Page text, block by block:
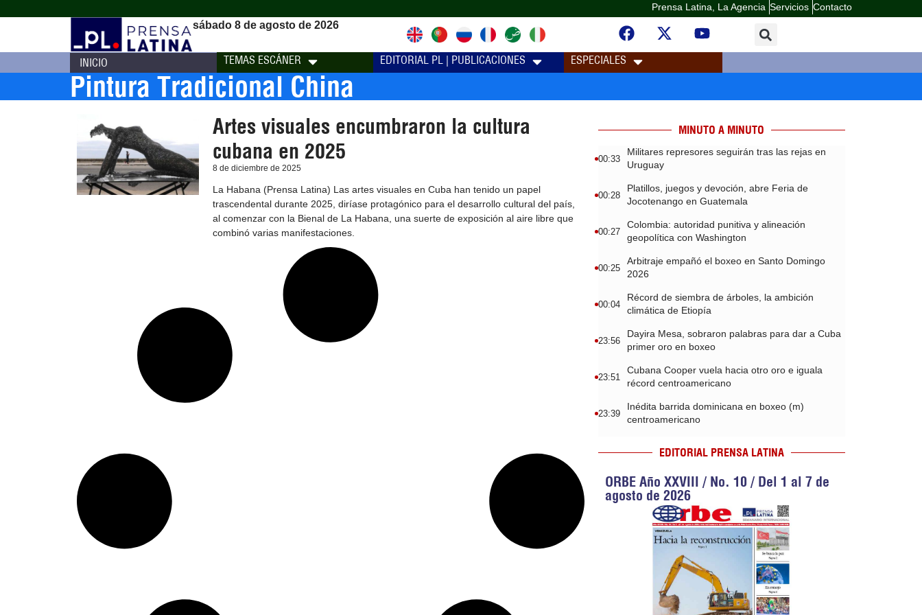
Prensa Latina, La Agencia Servicios Contacto
sábado 8 de agosto de 2026
INICIO TEMAS ESCÁNER EDITORIAL PL | PUBLICACIONES ESPECIALES
Pintura Tradicional China
Artes visuales encumbraron la cultura
cubana en 2025
8 de diciembre de 2025
La Habana (Prensa Latina) Las artes visuales en Cuba han tenido un papel
trascendental durante 2025, diríase protagónico para el desarrollo cultural del país,
al comenzar con la Bienal de La Habana, una suerte de exposición al aire libre que
combinó varias manifestaciones.
MINUTO A MINUTO
00:33
Militares represores seguirán tras las rejas en
Uruguay
00:28
Platillos, juegos y devoción, abre Feria de
Jocotenango en Guatemala
00:27
Colombia: autoridad punitiva y alineación
geopolítica con Washington
00:25
Arbitraje empañó el boxeo en Santo Domingo
2026
00:04
Récord de siembra de árboles, la ambición
climática de Etiopía
23:56
Dayira Mesa, sobraron palabras para dar a Cuba
primer oro en boxeo
23:51
Cubana Cooper vuela hacia otro oro e iguala
récord centroamericano
23:39
Inédita barrida dominicana en boxeo (m)
centroamericano
EDITORIAL PRENSA LATINA
ORBE Año XXVIII / No. 10 / Del 1 al 7 de
agosto de 2026